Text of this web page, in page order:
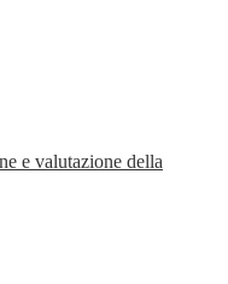
e valutazione della